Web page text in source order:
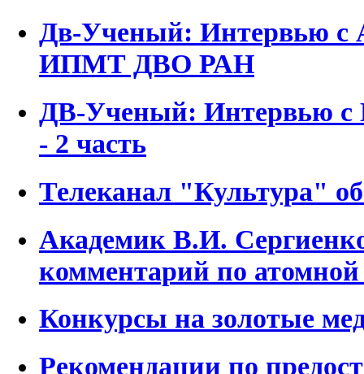
Дв-Ученый: Интервью с
ИПМТ ДВО РАН
ДВ-Ученый: Интервью с
- 2 часть
Телеканал "Культура"
Академик В.И.
комментарий по
Конкурсы на золотые
Рекомендации по